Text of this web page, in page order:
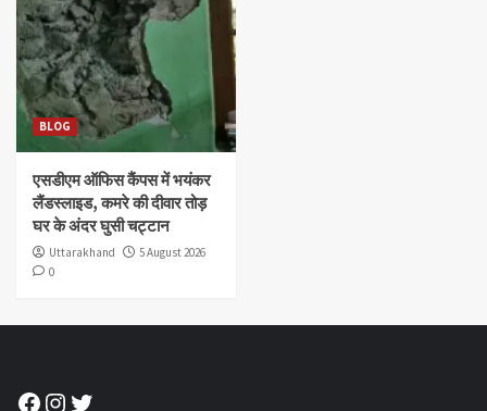
BLOG
एसडीएम ऑफिस कैंपस में भयंकर
लैंडस्लाइड, कमरे की दीवार तोड़
घर के अंदर घुसी चट्टान
Uttarakhand
5 August 2026
0
Facebook
Instagram
Twitter